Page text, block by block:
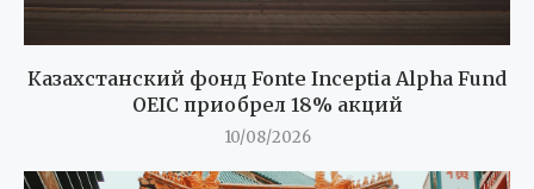
Казахстанский фонд Fonte Inceptia Alpha Fund
OEIC приобрел 18% акций
10/08/2026